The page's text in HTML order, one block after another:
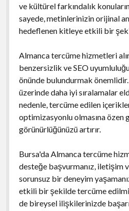
ve kültürel farkındalık
sayede, metinlerinizin orijinal
hedeflenen kitleye etkili bir
Almanca tercüme hizmetleri
benzersizlik ve SEO
önünde bulundurmak
üzerinde daha iyi sıralamalar
nedenle, tercüme edilen
optimizasyonlu olmasına özen
görünürlüğünüzü artırır.
Bursa'da Almanca tercüme
desteğe başvurmanız, iletişim
sorunsuz bir deneyim
etkili bir şekilde tercüme
de bireysel ilişkilerinizde